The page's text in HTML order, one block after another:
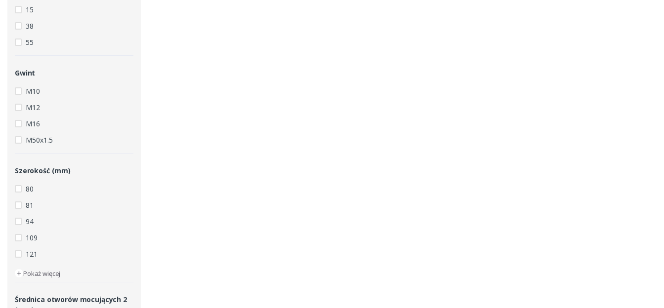
15
38
55
Gwint
M10
M12
M16
M50x1.5
Szerokość (mm)
80
81
94
109
121
+ Pokaż więcej
Średnica otworów mocujących 2